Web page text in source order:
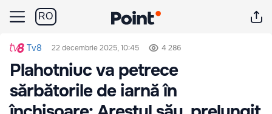
RO
Tv8 22 decembrie 2025, 10:45 4 286
Plahotniuc va petrece
sărbătorile de iarnă în